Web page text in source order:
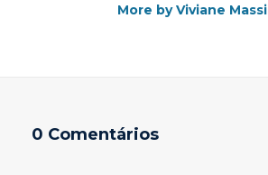
More by Viviane Massi
0 Comentários